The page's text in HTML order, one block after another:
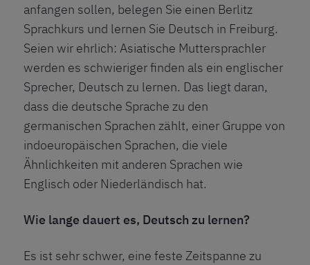
anfangen sollen, belegen Sie einen Berlitz
Sprachkurs und lernen Sie Deutsch in Freiburg.
Seien wir ehrlich: Asiatische Muttersprachler
werden es schwieriger finden als ein englischer
Sprecher, Deutsch zu lernen. Das liegt daran,
dass die deutsche Sprache zu den
germanischen Sprachen zählt, einer Gruppe von
indoeuropäischen Sprachen, die viele
Ähnlichkeiten mit anderen Sprachen wie
Englisch oder Niederländisch hat.
Wie lange dauert es, Deutsch zu lernen?
Es ist sehr schwer, eine feste Zeitspanne zu